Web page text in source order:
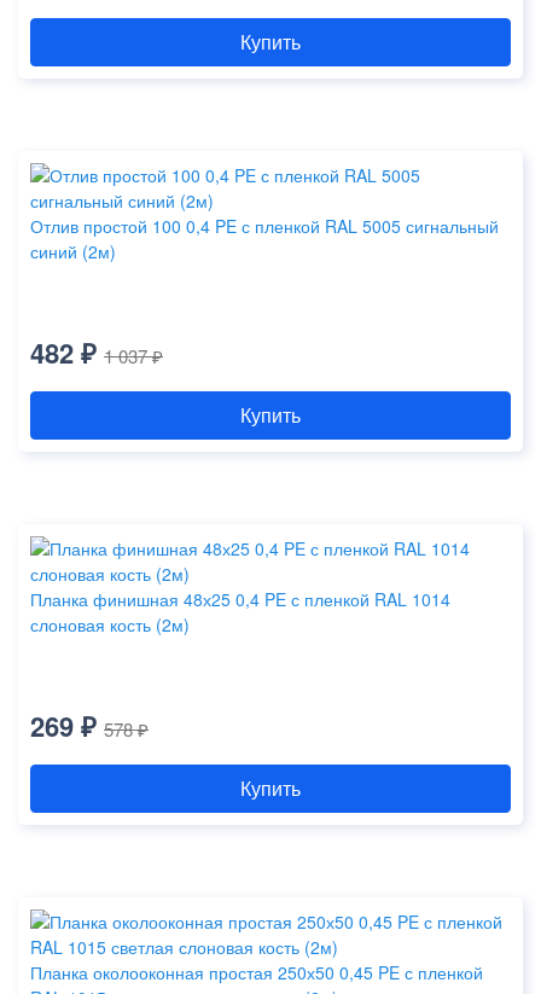
Купить
Отлив простой 100 0,4 PE с пленкой RAL 5005 сигнальный
синий (2м)
482 ₽ 1 037 ₽
Купить
Планка финишная 48х25 0,4 PE с пленкой RAL 1014
слоновая кость (2м)
269 ₽ 578 ₽
Купить
Планка околооконная простая 250х50 0,45 PE с пленкой